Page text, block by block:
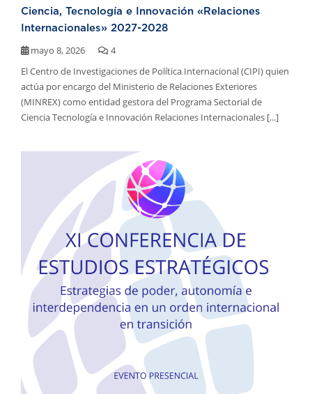
Ciencia, Tecnología e Innovación «Relaciones
Internacionales» 2027-2028
mayo 8, 2026
4
El Centro de Investigaciones de Política Internacional (CIPI) quien
actúa por encargo del Ministerio de Relaciones Exteriores
(MINREX) como entidad gestora del Programa Sectorial de
Ciencia Tecnología e Innovación Relaciones Internacionales [...]